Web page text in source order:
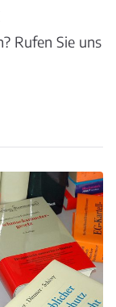
Rufen Sie uns